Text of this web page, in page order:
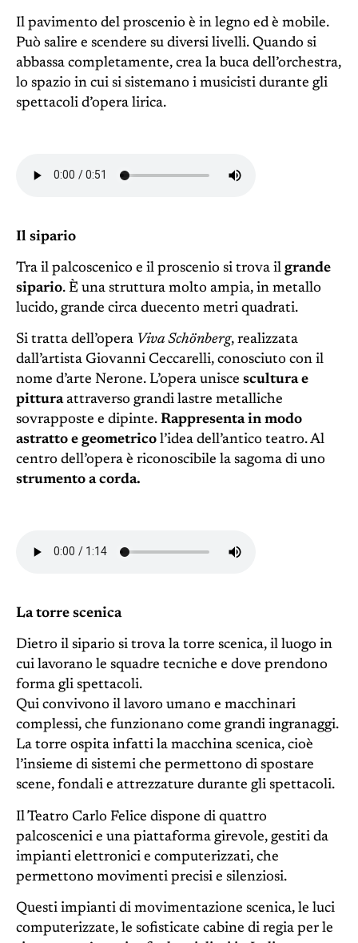
Il pavimento del proscenio è in legno ed è mobile.
Può salire e scendere su diversi livelli. Quando si
abbassa completamente, crea la buca dell’orchestra,
lo spazio in cui si sistemano i musicisti durante gli
spettacoli d’opera lirica.
Il sipario
Tra il palcoscenico e il proscenio si trova il grande
sipario. È una struttura molto ampia, in metallo
lucido, grande circa duecento metri quadrati.
Si tratta dell’opera Viva Schönberg, realizzata
dall’artista Giovanni Ceccarelli, conosciuto con il
nome d’arte Nerone. L’opera unisce scultura e
pitturaattraverso grandi lastre metalliche
sovrapposte e dipinte. Rappresenta in modo
astratto e geometrico l’idea dell’antico teatro. Al
centro dell’opera è riconoscibile la sagoma di uno
strumento a corda.
La torre scenica
Dietro il sipario si trova la torre scenica, il luogo in
cui lavorano le squadre tecniche e dove prendono
forma gli spettacoli.
Qui convivono il lavoro umano e macchinari
complessi, che funzionano come grandi ingranaggi.
La torre ospita infatti la macchina scenica, cioè
l’insieme di sistemi che permettono di spostare
scene, fondali e attrezzature durante gli spettacoli.
Il Teatro Carlo Felice dispone di quattro
palcoscenici e una piattaforma girevole, gestiti da
impianti elettronici e computerizzati, che
permettono movimenti precisi e silenziosi.
Questi impianti di movimentazione scenica, le luci
computerizzate, le sofisticate cabine di regia per le